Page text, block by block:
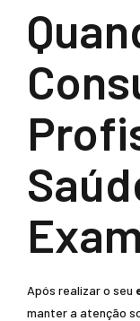
Após realizar o seu
manter a atenção